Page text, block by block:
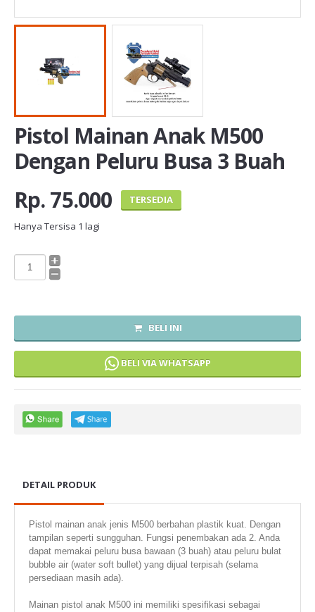
Pistol Mainan Anak M500
Dengan Peluru Busa 3 Buah
Rp. 75.000
TERSEDIA
Hanya Tersisa 1 lagi
BELI INI
BELI VIA WHATSAPP
DETAIL PRODUK
Pistol mainan anak jenis M500 berbahan plastik kuat. Dengan
tampilan seperti sungguhan. Fungsi penembakan ada 2. Anda
dapat memakai peluru busa bawaan (3 buah) atau peluru bulat
bubble air (water soft bullet) yang dijual terpisah (selama
persediaan masih ada).
Mainan pistol anak M500 ini memiliki spesifikasi sebagai